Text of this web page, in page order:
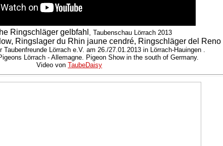
Ringschläger gelbfahl , Taubenschau Lörrach 2013
Ringslager du Rhin jaune cendré, Ringschläger del Reno
Taubenfreunde Lörrach e.V. am 26./27.01.2013 in Lörrach-Hauingen .
Lörrach - Allemagne. Pigeon Show in the south of Germany.
Video von TaubeDaisy